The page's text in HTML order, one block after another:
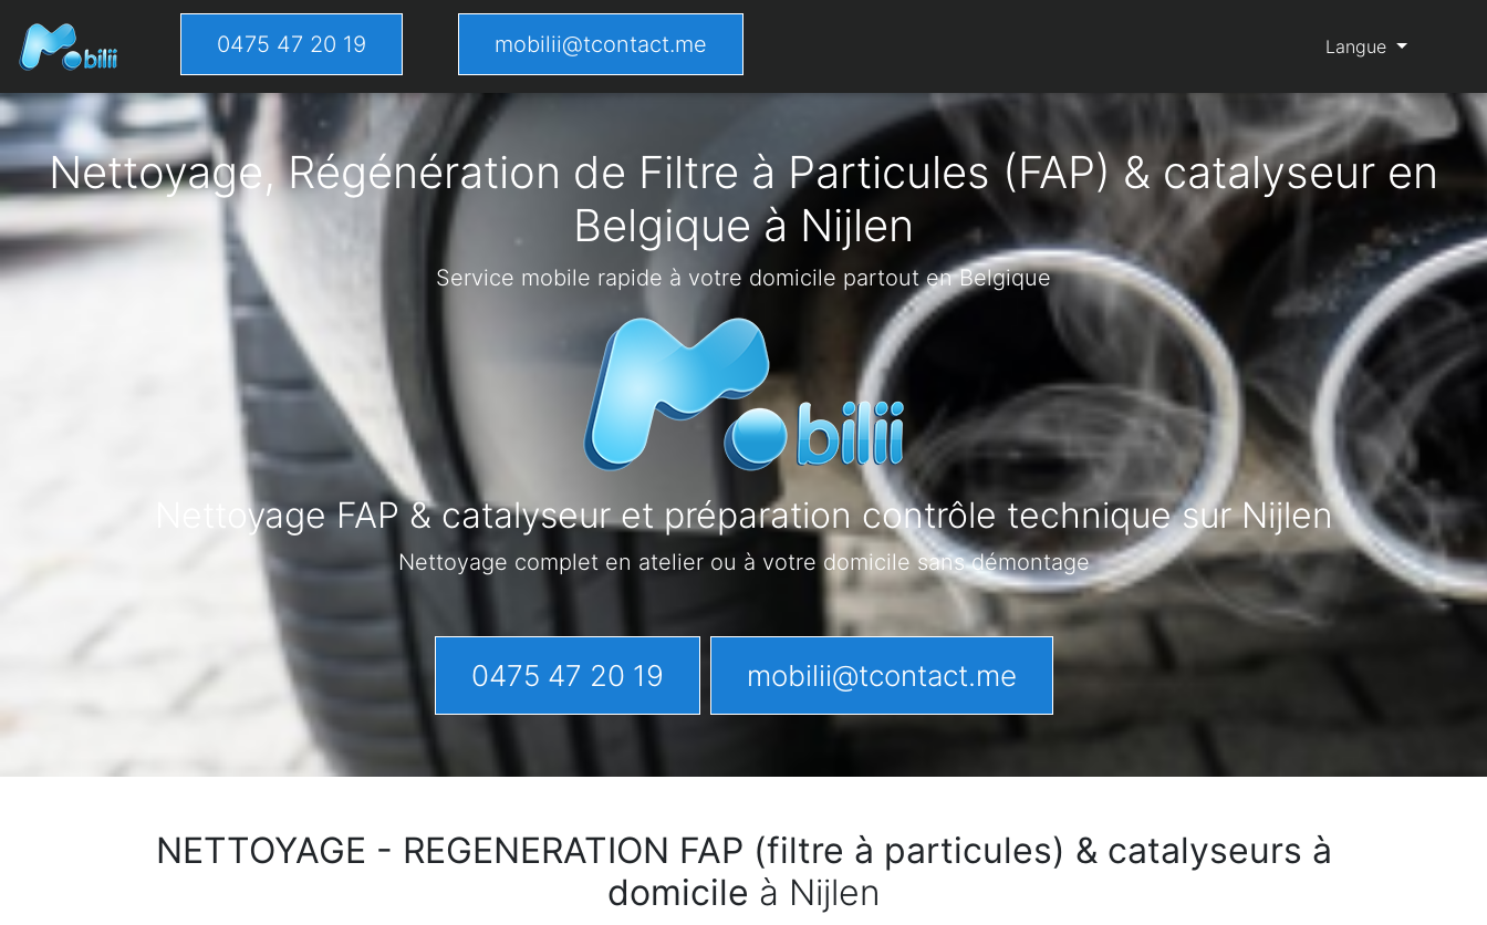
0475 47 20 19 mobilii@tcontact.me Langue
Nettoyage, Régénération de Filtre à Particules (FAP) & catalyseur en
Belgique à Nijlen
Service mobile rapide à votre domicile partout en Belgique
Nettoyage FAP & catalyseur et préparation contrôle technique sur Nijlen
Nettoyage complet en atelier ou à votre domicile sans démontage
0475 47 20 19 mobilii@tcontact.me
NETTOYAGE - REGENERATION FAP (filtre à particules) & catalyseurs à
domicile à Nijlen